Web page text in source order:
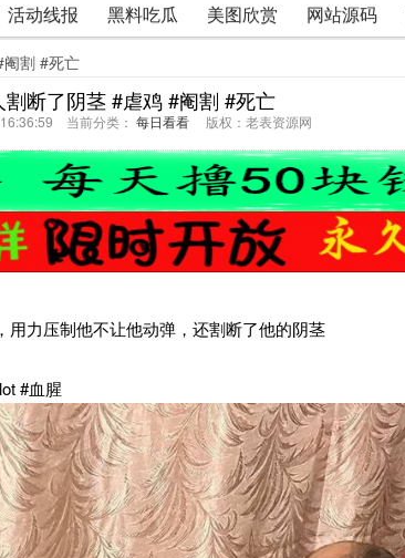
活动线报 黑料吃瓜 美图欣赏 网站源码
割 #死亡
割断了阴茎 #虐鸡 #阉割 #死亡
当前分类： 每日看看 版权：老表资源网
力压制他不让他动弹，还割断了他的阴茎
#血腥